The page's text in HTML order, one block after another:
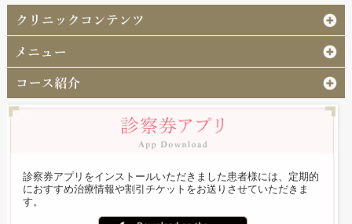
診察券アプリをインストールいただきました患者様には、定期的
におすすめ治療情報や割引チケットをお送りさせていただきま
す。